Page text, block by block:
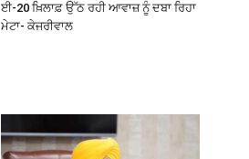
ਈ-20 ਖ਼ਿਲਾਫ਼ ਉੱਠ ਰਹੀ ਆਵਾਜ਼ ਨੂੰ ਦਬਾ ਰਿਹਾ
ਮੇਟਾ- ਕੇਜਰੀਵਾਲ